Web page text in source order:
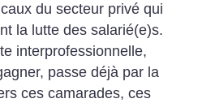
du secteur privé qui
la lutte des salarié(e)s.
interprofessionnelle,
passe déjà par la
ces camarades, ces